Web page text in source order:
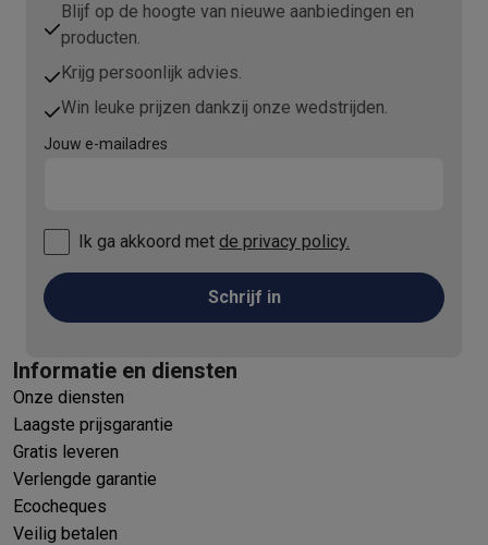
Blijf op de hoogte van nieuwe aanbiedingen en
producten.
Krijg persoonlijk advies.
Win leuke prijzen dankzij onze wedstrijden.
Jouw e-mailadres
Ik ga akkoord met de privacy policy.
Schrijf in
Informatie en diensten
Onze diensten
Laagste prijsgarantie
Gratis leveren
Verlengde garantie
Ecocheques
Veilig betalen